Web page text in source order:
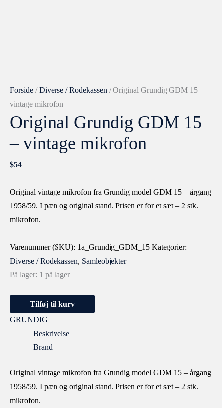
Forside /Diverse / Rodekassen / Original Grundig GDM 15 –
vintage mikrofon
Original Grundig GDM 15
– vintage mikrofon
$54
Original vintage mikrofon fra Grundig model GDM 15 – årgang
1958/59. I pæn og original stand. Prisen er for et sæt – 2 stk.
mikrofon.
Varenummer (SKU): 1a_Grundig_GDM_15 Kategorier:
Diverse / Rodekassen, Samleobjekter
På lager: 1 på lager
Tilføj til kurv
GRUNDIG
Beskrivelse
Brand
Original vintage mikrofon fra Grundig model GDM 15 – årgang
1958/59. I pæn og original stand. Prisen er for et sæt – 2 stk.
mikrofon.